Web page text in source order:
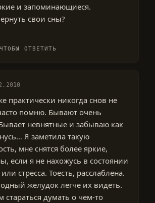
и запоминающиеся.
свои сны?
ОТВЕТИТЬ
практически никогда снов не
помню. Бывают очень
невнятные и забываю как
Я заметила такую
мне снятся более яркие,
если я не нахожусь в состоянии
стресса. Тоесть, расслаблена.
желудок легче их видеть.
стараться думать о чем-то